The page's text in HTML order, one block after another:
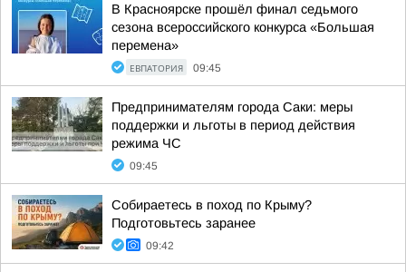
В Красноярске прошёл финал седьмого
сезона всероссийского конкурса «Большая
перемена»
ЕВПАТОРИЯ 09:45
Предпринимателям города Саки: меры
поддержки и льготы в период действия
режима ЧС
09:45
Собираетесь в поход по Крыму?
Подготовьтесь заранее
09:42